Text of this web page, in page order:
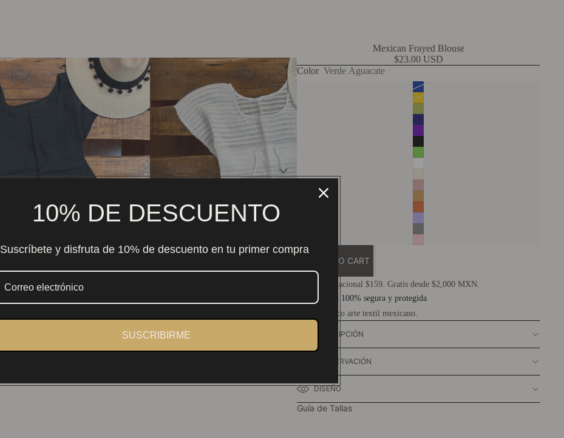
Mexican Frayed Blouse
$23.00 USD
Color Verde Aguacate
ADD TO CART
Envío nacional $159. Gratis desde $2,000 MXN.
Compra 100% segura y protegida
Auténtico arte textil mexicano.
DESCRIPCIÓN
CONSERVACIÓN
DISEÑO
Guía de Tallas
10% DE DESCUENTO
Suscríbete y disfruta de 10% de descuento en tu primer compra
SUSCRIBIRME